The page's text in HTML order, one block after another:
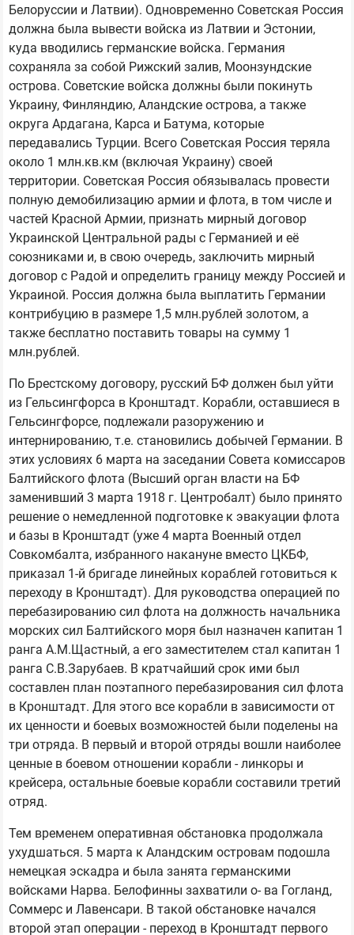
Белоруссии и Латвии). Одновременно Советская Россия
должна была вывести войска из Латвии и Эстонии,
куда вводились германские войска. Германия
сохраняла за собой Рижский залив, Моонзундские
острова. Советские войска должны были покинуть
Украину, Финляндию, Аландские острова, а также
округа Ардагана, Карса и Батума, которые
передавались Турции. Всего Советская Россия теряла
около 1 млн.кв.км (включая Украину) своей
территории. Советская Россия обязывалась провести
полную демобилизацию армии и флота, в том числе и
частей Красной Армии, признать мирный договор
Украинской Центральной рады с Германией и её
союзниками и, в свою очередь, заключить мирный
договор с Радой и определить границу между Россией и
Украиной. Россия должна была выплатить Германии
контрибуцию в размере 1,5 млн.рублей золотом, а
также бесплатно поставить товары на сумму 1
млн.рублей.
По Брестскому договору, русский БФ должен был уйти
из Гельсингфорса в Кронштадт. Корабли, оставшиеся в
Гельсингфорсе, подлежали разоружению и
интернированию, т.е. становились добычей Германии. В
этих условиях 6 марта на заседании Совета комиссаров
Балтийского флота (Высший орган власти на БФ
заменивший 3 марта 1918 г. Центробалт) было принято
решение о немедленной подготовке к эвакуации флота
и базы в Кронштадт (уже 4 марта Военный отдел
Совкомбалта, избранного накануне вместо ЦКБФ,
приказал 1-й бригаде линейных кораблей готовиться к
переходу в Кронштадт). Для руководства операцией по
перебазированию сил флота на должность начальника
морских сил Балтийского моря был назначен капитан 1
ранга А.М.Щастный, а его заместителем стал капитан 1
ранга С.В.Зарубаев. В кратчайший срок ими был
составлен план поэтапного перебазирования сил флота
в Кронштадт. Для этого все корабли в зависимости от
их ценности и боевых возможностей были поделены на
три отряда. В первый и второй отряды вошли наиболее
ценные в боевом отношении корабли - линкоры и
крейсера, остальные боевые корабли составили третий
отряд.
Тем временем оперативная обстановка продолжала
ухудшаться. 5 марта к Аландским островам подошла
немецкая эскадра и была занята германскими
войсками Нарва. Белофинны захватили о- ва Гогланд,
Соммерс и Лавенсари. В такой обстановке начался
второй этап операции - переход в Кронштадт первого